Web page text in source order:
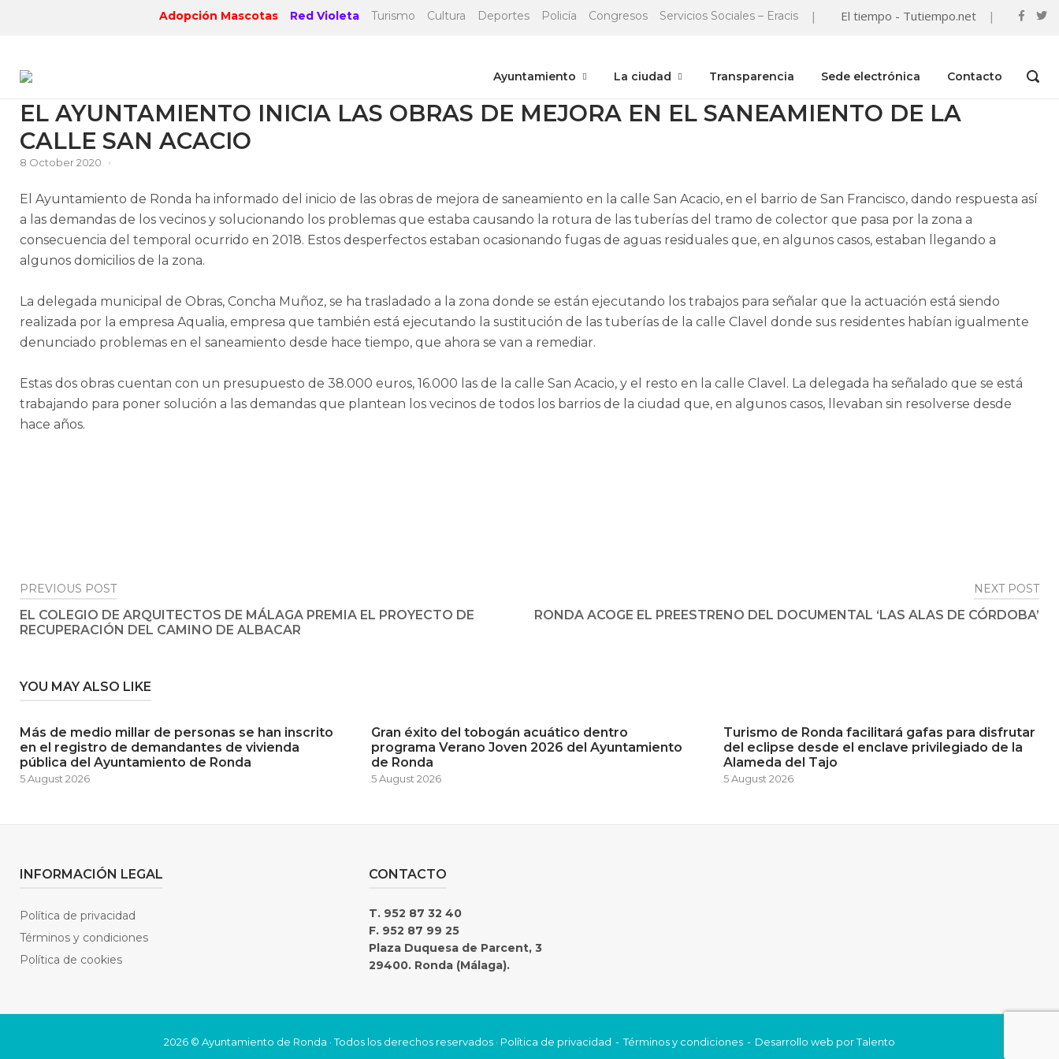
Adopción Mascotas Red Violeta Turismo Cultura Deportes Policía Congresos Servicios Sociales – Eracis | El tiempo - Tutiempo.net |
Ayuntamiento La ciudad Transparencia Sede electrónica Contacto
OPEN
EL AYUNTAMIENTO INICIA LAS OBRAS DE MEJORA EN EL SANEAMIENTO DE LA
CALLE SAN ACACIO
8 October 2020
El Ayuntamiento de Ronda ha informado del inicio de las obras de mejora de saneamiento en la calle San Acacio, en el barrio de San Francisco, dando respuesta así
a las demandas de los vecinos y solucionando los problemas que estaba causando la rotura de las tuberías del tramo de colector que pasa por la zona a
consecuencia del temporal ocurrido en 2018. Estos desperfectos estaban ocasionando fugas de aguas residuales que, en algunos casos, estaban llegando a
algunos domicilios de la zona.
La delegada municipal de Obras, Concha Muñoz, se ha trasladado a la zona donde se están ejecutando los trabajos para señalar que la actuación está siendo
realizada por la empresa Aqualia, empresa que también está ejecutando la sustitución de las tuberías de la calle Clavel donde sus residentes habían igualmente
denunciado problemas en el saneamiento desde hace tiempo, que ahora se van a remediar.
Estas dos obras cuentan con un presupuesto de 38.000 euros, 16.000 las de la calle San Acacio, y el resto en la calle Clavel. La delegada ha señalado que se está
trabajando para poner solución a las demandas que plantean los vecinos de todos los barrios de la ciudad que, en algunos casos, llevaban sin resolverse desde
hace años.
Post
navigation
PREVIOUS POST
EL COLEGIO DE ARQUITECTOS DE MÁLAGA PREMIA EL PROYECTO DE
RECUPERACIÓN DEL CAMINO DE ALBACAR
NEXT POST
RONDA ACOGE EL PREESTRENO DEL DOCUMENTAL ‘LAS ALAS DE CÓRDOBA’
YOU MAY ALSO LIKE
Más de medio millar de personas se han inscrito
en el registro de demandantes de vivienda
pública del Ayuntamiento de Ronda
5 August 2026
Gran éxito del tobogán acuático dentro
programa Verano Joven 2026 del Ayuntamiento
de Ronda
5 August 2026
Turismo de Ronda facilitará gafas para disfrutar
del eclipse desde el enclave privilegiado de la
Alameda del Tajo
5 August 2026
INFORMACIÓN LEGAL
Política de privacidad
Términos y condiciones
Política de cookies
CONTACTO
T. 952 87 32 40
F. 952 87 99 25
Plaza Duquesa de Parcent, 3
29400. Ronda (Málaga).
2026 © Ayuntamiento de Ronda · Todos los derechos reservados · Política de privacidad Términos y condiciones Desarrollo web porTalento